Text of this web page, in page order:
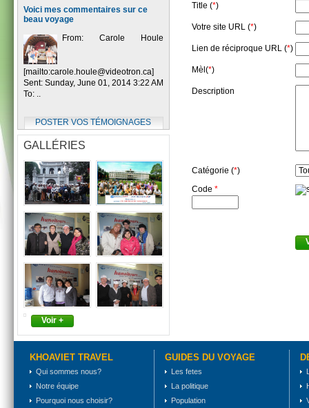
Voici mes commentaires sur ce
beau voyage
From: Carole Houle
[mailto:carole.houle@videotron.ca]
Sent: Sunday, June 01, 2014 3:22 AM
To: ..
POSTER VOS TÉMOIGNAGES
GALLÉRIES
Voir +
Title (*)
Votre site URL (*)
Lien de réciproque URL (*)
Mèl(*)
Description
Catégorie (*)
Code *
KHOAVIET TRAVEL
Qui sommes nous?
Notre équipe
Pourquoi nous choisir?
GUIDES DU VOYAGE
Les fetes
La politique
Population